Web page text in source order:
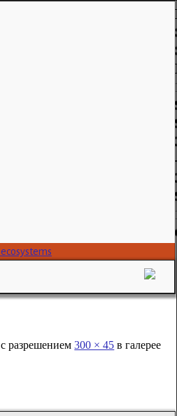
с разрешением300 × 45 в галерее